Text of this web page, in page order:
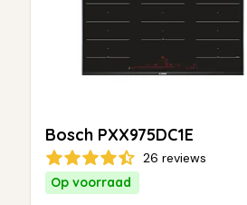
Bosch PXX975DC1E
26 reviews
Op voorraad